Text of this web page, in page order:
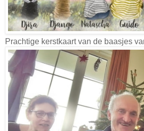
Prachtige kerstkaart van de baasjes